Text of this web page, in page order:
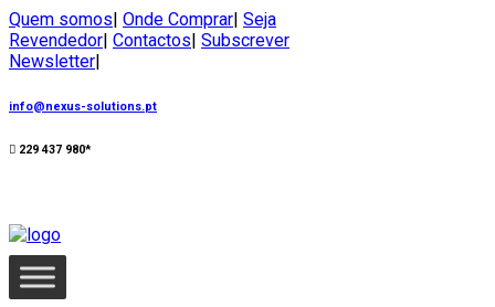
Quem somos| Onde Comprar| Seja
Revendedor| Contactos| Subscrever
Newsletter|
info@nexus-solutions.pt
229 437 980*